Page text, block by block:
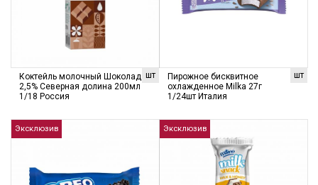
шт
Коктейль молочный Шоколад
2,5% Северная долина 200мл
1/18 Россия
шт
Пирожное бисквитное
охлажденное Milka 27г
1/24шт Италия
Эксклюзив Эксклюзив